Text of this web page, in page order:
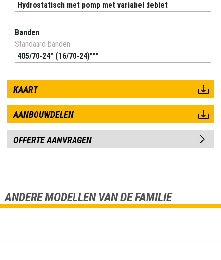
Hydrostatisch met pomp met variabel debiet
Banden
Standaard banden
405/70-24" (16/70-24)"""
KAART
AANBOUWDELEN
OFFERTE AANVRAGEN
ANDERE MODELLEN VAN DE FAMILIE